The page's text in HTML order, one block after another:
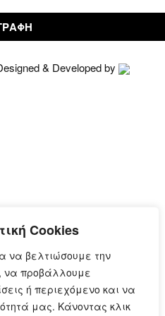
Cookies
να βελτιώσουμε την
να προβάλλουμε
ή περιεχόμενο και να
μας. Κάνοντας κλικ
& Developed by